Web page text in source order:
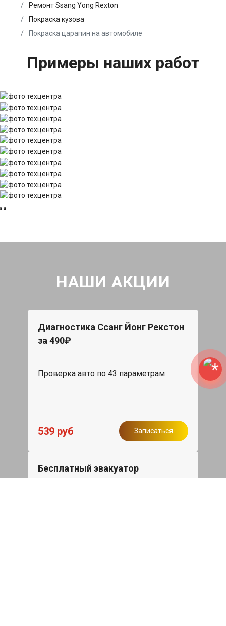
Ремонт Ssang Yong Rexton
Покраска кузова
Покраска царапин на автомобиле
Примеры наших работ
НАШИ АКЦИИ
Диагностика Ссанг Йонг Рекстон
за 490₽
Проверка авто по 43 параметрам
539 руб Записаться
Бесплатный эвакуатор